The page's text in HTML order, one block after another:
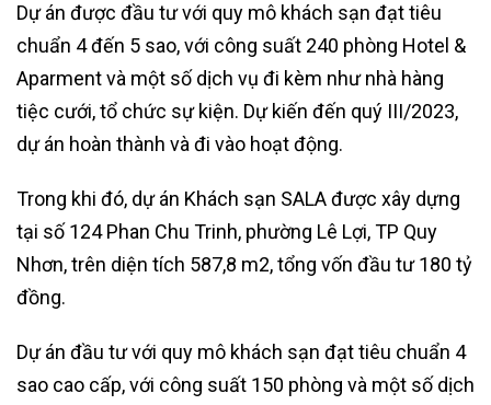
Dự án được đầu tư với quy mô khách sạn đạt tiêu
chuẩn 4 đến 5 sao, với công suất 240 phòng Hotel &
Aparment và một số dịch vụ đi kèm như nhà hàng
tiệc cưới, tổ chức sự kiện. Dự kiến đến quý III/2023,
dự án hoàn thành và đi vào hoạt động.
Trong khi đó, dự án Khách sạn SALA được xây dựng
tại số 124 Phan Chu Trinh, phường Lê Lợi, TP Quy
Nhơn, trên diện tích 587,8 m2, tổng vốn đầu tư 180 tỷ
đồng.
Dự án đầu tư với quy mô khách sạn đạt tiêu chuẩn 4
sao cao cấp, với công suất 150 phòng và một số dịch